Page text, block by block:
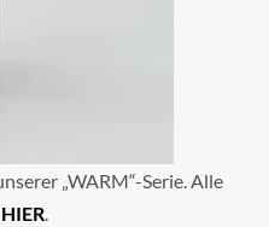
„WARM“-Serie. Alle
HIER.